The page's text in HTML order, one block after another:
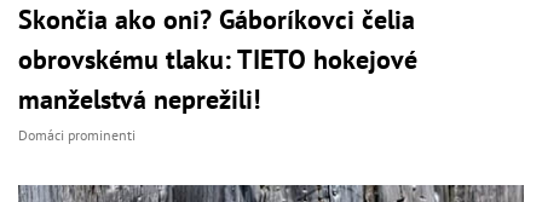
Skončia ako oni? Gáboríkovci čelia
obrovskému tlaku: TIETO hokejové
manželstvá neprežili!
Domáci prominenti